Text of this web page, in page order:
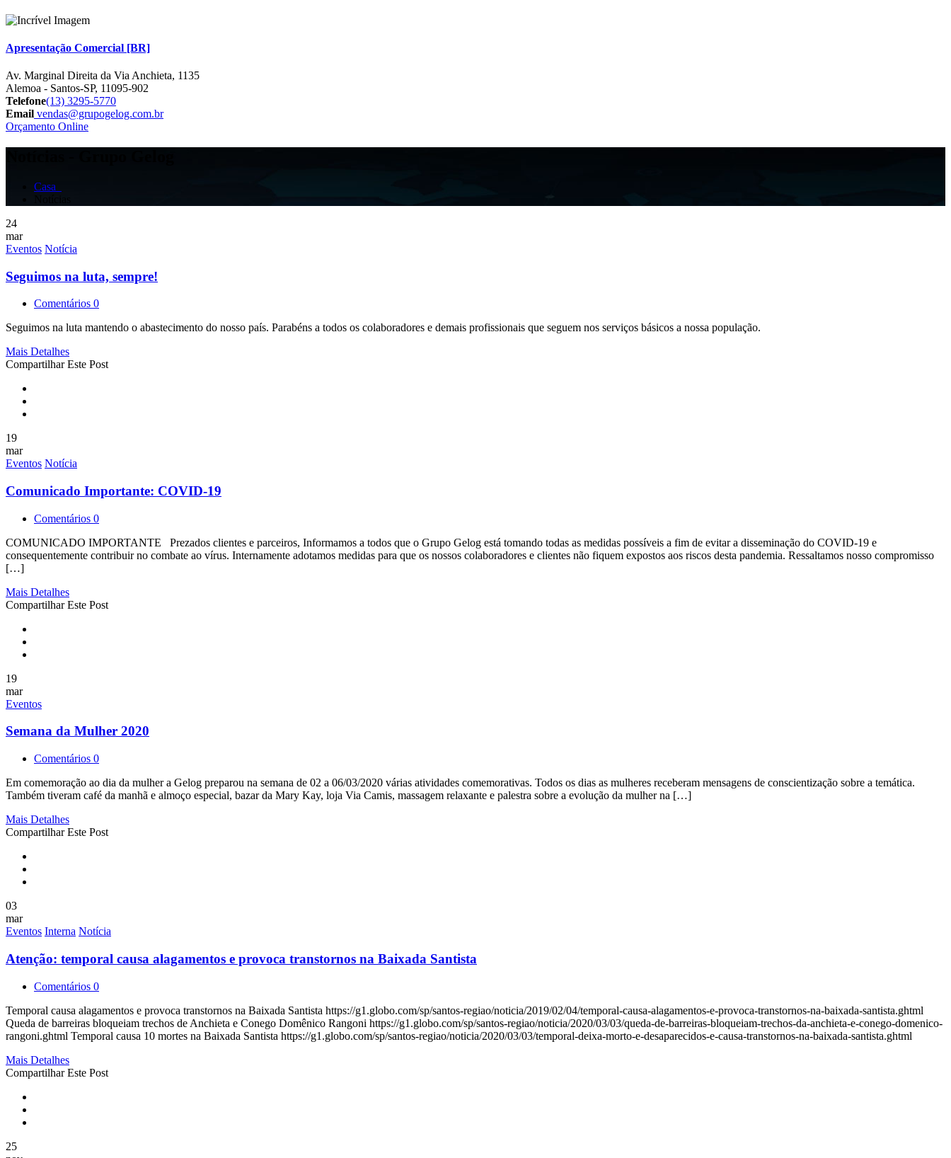
Apresentação Comercial [BR]
Av. Marginal Direita da Via Anchieta, 1135
Alemoa - Santos-SP, 11095-902
Telefone(13) 3295-5770
Email vendas@grupogelog.com.br
Orçamento Online
Casa
24
mar
Eventos Notícia
Seguimos na luta, sempre!
Comentários 0
Seguimos na luta mantendo o abastecimento do nosso país. Parabéns a todos os colaboradores e demais profissionais que seguem nos serviços básicos a nossa população.
Mais Detalhes
Compartilhar Este Post
19
mar
Eventos Notícia
Comunicado Importante: COVID-19
Comentários 0
COMUNICADO IMPORTANTE Prezados clientes e parceiros, Informamos a todos que o Grupo Gelog está tomando todas as medidas possíveis a fim de evitar a disseminação do COVID-19 e
consequentemente contribuir no combate ao vírus. Internamente adotamos medidas para que os nossos colaboradores e clientes não fiquem expostos aos riscos desta pandemia. Ressaltamos nosso compromisso
[…]
Mais Detalhes
Compartilhar Este Post
19
mar
Eventos
Semana da Mulher 2020
Comentários 0
Em comemoração ao dia da mulher a Gelog preparou na semana de 02 a 06/03/2020 várias atividades comemorativas. Todos os dias as mulheres receberam mensagens de conscientização sobre a temática.
Também tiveram café da manhã e almoço especial, bazar da Mary Kay, loja Via Camis, massagem relaxante e palestra sobre a evolução da mulher na […]
Mais Detalhes
Compartilhar Este Post
03
mar
Eventos Interna Notícia
Atenção: temporal causa alagamentos e provoca transtornos na Baixada Santista
Comentários 0
Temporal causa alagamentos e provoca transtornos na Baixada Santista https://g1.globo.com/sp/santos-regiao/noticia/2019/02/04/temporal-causa-alagamentos-e-provoca-transtornos-na-baixada-santista.ghtml
Queda de barreiras bloqueiam trechos de Anchieta e Conego Domênico Rangoni https://g1.globo.com/sp/santos-regiao/noticia/2020/03/03/queda-de-barreiras-bloqueiam-trechos-da-anchieta-e-conego-domenico-
rangoni.ghtml Temporal causa 10 mortes na Baixada Santista https://g1.globo.com/sp/santos-regiao/noticia/2020/03/03/temporal-deixa-morto-e-desaparecidos-e-causa-transtornos-na-baixada-santista.ghtml
Mais Detalhes
Compartilhar Este Post
25